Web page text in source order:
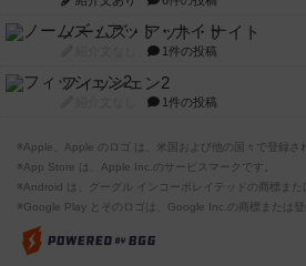
ノームズ・アット・ナイト
1件の投稿
フィッシェン2
1件の投稿
※Apple、Apple のロゴ は、米国および他の国々で登録さ
※App Store は、Apple Inc.のサービスマークです。
※Android は、グーグル インコーポレイテッドの商標また
※Google Play とそのロゴは、Google Inc.の商標または登